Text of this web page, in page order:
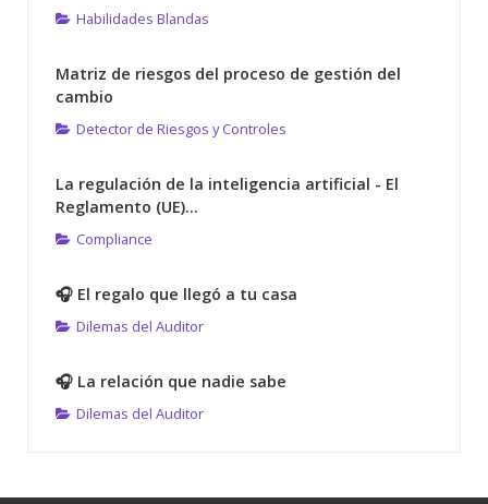
Habilidades Blandas
Matriz de riesgos del proceso de gestión del
cambio
Detector de Riesgos y Controles
La regulación de la inteligencia artificial - El
Reglamento (UE)...
Compliance
🎧 El regalo que llegó a tu casa
Dilemas del Auditor
🎧 La relación que nadie sabe
Dilemas del Auditor